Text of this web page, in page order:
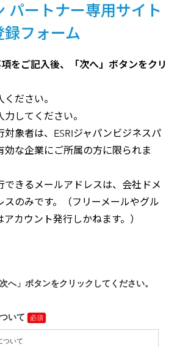
パートナー専用サイト
フォーム
をご記入後、「次へ」ボタンをクリ
ださい。
してください。
対象者は、ESRIジャパンビジネスパ
効な企業にご所属の方に限られま
できるメールアドレスは、会社ドメ
スのみです。（フリーメールやグル
カウント発行しかねます。）